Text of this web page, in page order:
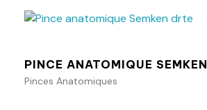
PINCE ANATOMIQUE SEMKEN
Pinces Anatomiques